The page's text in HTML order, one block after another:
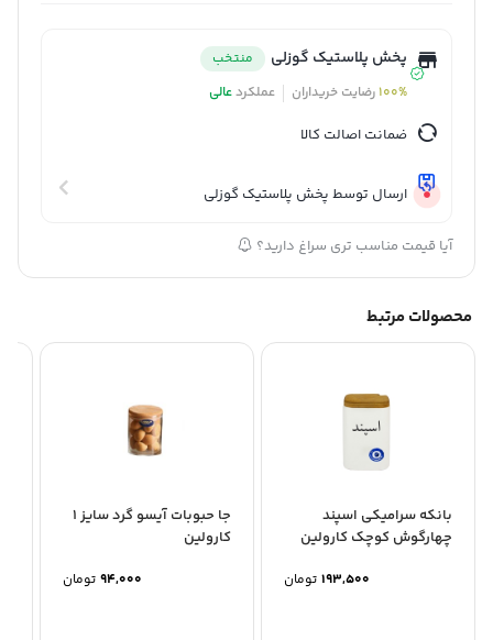
پخش پلاستیک گوزلی
منتخب
100%رضایت خریداران عملکردعالی
ضمانت اصالت کالا
ارسال توسط پخش پلاستیک گوزلی
آیا قیمت مناسب تری سراغ دارید؟
محصولات مرتبط
بانکه سرامیکی اسپند
چهارگوش کوچک کارولین
تومان
جا حبوبات آیسو گرد سایز 1
کارولین
تومان